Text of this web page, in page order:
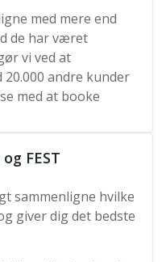
med mere end
de har været
vi ved at
andre kunder
med at booke
FEST
sammenligne hvilke
giver dig det bedste